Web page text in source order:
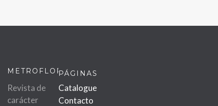
METROFLOR
Revista de
carácter
PÁGINAS
Catalogue
Contacto